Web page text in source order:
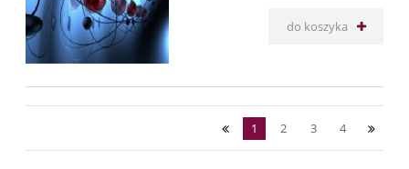
do koszyka
1 2 3 4